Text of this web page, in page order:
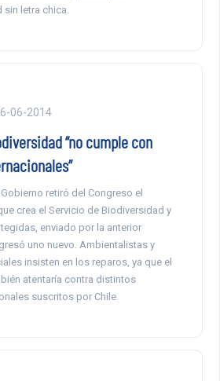
sin letra chica.
06-2014
“no cumple con
retiró del Congreso el
crea el Servicio de Biodiversidad y
enviado por la anterior
uno nuevo. Ambientalistas y
insisten en los reparos, ya que el
atentaría contra distintos
suscritos por Chile.